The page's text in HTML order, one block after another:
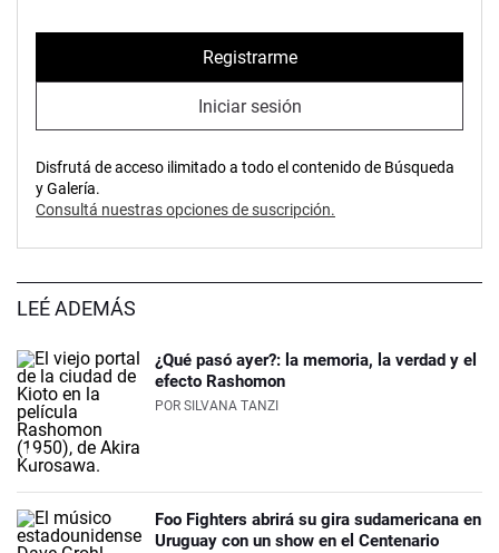
Registrarme
Iniciar sesión
Disfrutá de acceso ilimitado a todo el contenido de Búsqueda
y Galería.
Consultá nuestras opciones de suscripción.
LEÉ ADEMÁS
¿Qué pasó ayer?: la memoria, la verdad y el
efecto Rashomon
POR SILVANA TANZI
Foo Fighters abrirá su gira sudamericana en
Uruguay con un show en el Centenario